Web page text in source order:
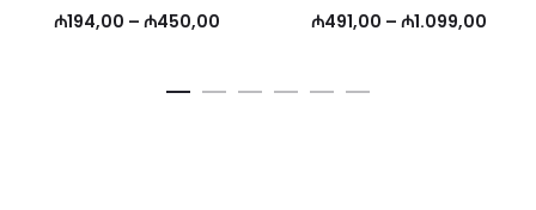
₼194,00 – ₼450,00
₼194,00
₼491,00 – ₼1.099,00